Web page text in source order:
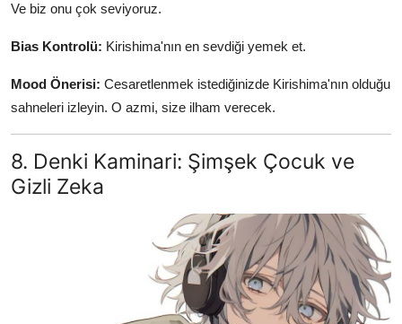
Ve biz onu çok seviyoruz.
Bias Kontrolü: Kirishima'nın en sevdiği yemek et.
Mood Önerisi: Cesaretlenmek istediğinizde Kirishima'nın olduğu
sahneleri izleyin. O azmi, size ilham verecek.
8. Denki Kaminari: Şimşek Çocuk ve
Gizli Zeka